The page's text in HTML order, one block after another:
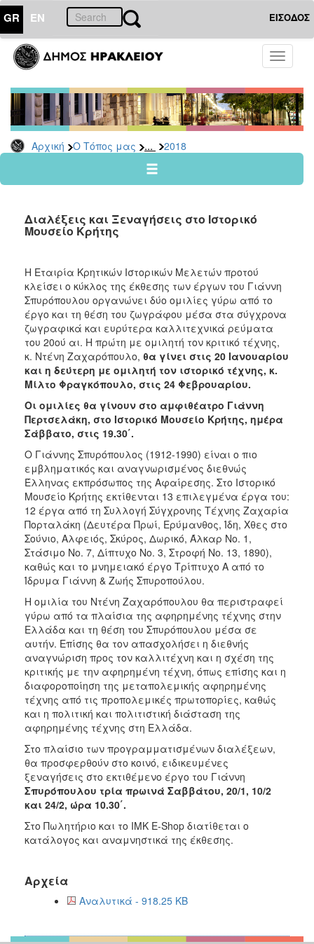
GR EN ΕΙΣΟΔΟΣ
Toggle
Αρχική Ο Τόπος μας ... 2018
ΤΟΠΟΣ
ΜΑΣ
Ανακοινώσεις
Αρχείο
2026
2024
2022
2020
2019
2018
2017
2016
2015
2011
ΔΗΜΟΣ
ΠΟΛΙΤΙΣΜΟΣ
ΑΝΘΕΚΤΙΚΗ
ΠΟΛΗ
Διαλέξεις και Ξεναγήσεις στο Ιστορικό
Μουσείο Κρήτης
Η Εταιρία Κρητικών Ιστορικών Μελετών προτού
κλείσει ο κύκλος της έκθεσης των έργων του Γιάννη
Σπυρόπουλου οργανώνει δύο ομιλίες γύρω από το
έργο και τη θέση του ζωγράφου μέσα στα σύγχρονα
ζωγραφικά και ευρύτερα καλλιτεχνικά ρεύματα
του 20ού αι. Η πρώτη με ομιλητή τον κριτικό τέχνης,
κ. Ντένη Ζαχαρόπουλο, θα γίνει στις 20 Ιανουαρίου
και η δεύτερη με ομιλητή τον ιστορικό τέχνης, κ.
Μίλτο Φραγκόπουλο, στις 24 Φεβρουαρίου.
Οι ομιλίες θα γίνουν στο αμφιθέατρο Γιάννη
Περτσελάκη, στο Ιστορικό Μουσείο Κρήτης, ημέρα
Σάββατο, στις 19.30΄.
Ο Γιάννης Σπυρόπουλος (1912-1990) είναι ο πιο
εμβληματικός και αναγνωρισμένος διεθνώς
Έλληνας εκπρόσωπος της Αφαίρεσης. Στο Ιστορικό
Μουσείο Κρήτης εκτίθενται 13 επιλεγμένα έργα του:
12 έργα από τη Συλλογή Σύγχρονης Τέχνης Ζαχαρία
Πορταλάκη (Δευτέρα Πρωί, Ερύμανθος, Ίδη, Χθες στο
Σούνιο, Αλφειός, Σκύρος, Δωρικό, Άλκαρ Νο. 1,
Στάσιμο Νο. 7, Δίπτυχο Νο. 3, Στροφή Νο. 13, 1890),
καθώς και το μνημειακό έργο Τρίπτυχο Α από το
Ίδρυμα Γιάννη & Ζωής Σπυροπούλου.
Η ομιλία του Ντένη Ζαχαρόπουλου θα περιστραφεί
γύρω από τα πλαίσια της αφηρημένης τέχνης στην
Ελλάδα και τη θέση του Σπυρόπουλου μέσα σε
αυτήν. Επίσης θα τον απασχολήσει η διεθνής
αναγνώριση προς τον καλλιτέχνη και η σχέση της
κριτικής με την αφηρημένη τέχνη, όπως επίσης και η
διαφοροποίηση της μεταπολεμικής αφηρημένης
τέχνης από τις προπολεμικές πρωτοπορίες, καθώς
και η πολιτική και πολιτιστική διάσταση της
αφηρημένης τέχνης στη Ελλάδα.
Στο πλαίσιο των προγραμματισμένων διαλέξεων,
θα προσφερθούν στο κοινό, ειδικευμένες
ξεναγήσεις στο εκτιθέμενο έργο του Γιάννη
Σπυρόπουλου τρία πρωινά Σαββάτου, 20/1, 10/2
και 24/2, ώρα 10.30΄.
Στο Πωλητήριο και το IMK E-Shop διατίθεται ο
κατάλογος και αναμνηστικά της έκθεσης.
Αρχεία
Αναλυτικά - 918.25 KB